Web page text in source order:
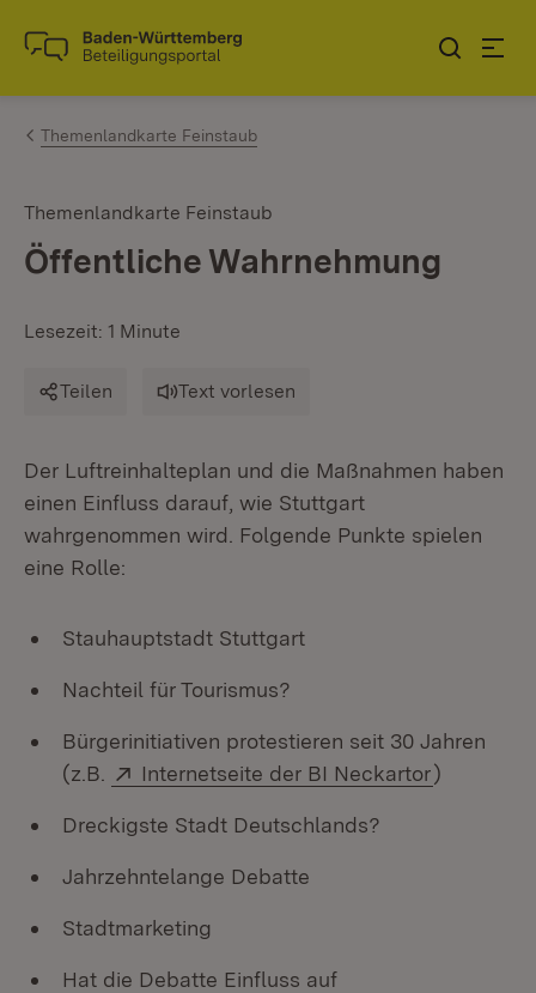
Zum Inhalt springen
Link zur Startseite
Themenlandkarte Feinstaub
Themenlandkarte Feinstaub
Öffentliche Wahrnehmung
Lesezeit: 1 Minute
Teilen Text vorlesen
Der Luftreinhalteplan und die Maßnahmen haben
einen Einfluss darauf, wie Stuttgart
wahrgenommen wird. Folgende Punkte spielen
eine Rolle:
Stauhauptstadt Stuttgart
Nachteil für Tourismus?
Bürgerinitiativen protestieren seit 30 Jahren
(z.B.
Extern:
Internetseite der BI Neckartor(Öffnet in
)
Dreckigste Stadt Deutschlands?
Jahrzehntelange Debatte
Stadtmarketing
Hat die Debatte Einfluss auf